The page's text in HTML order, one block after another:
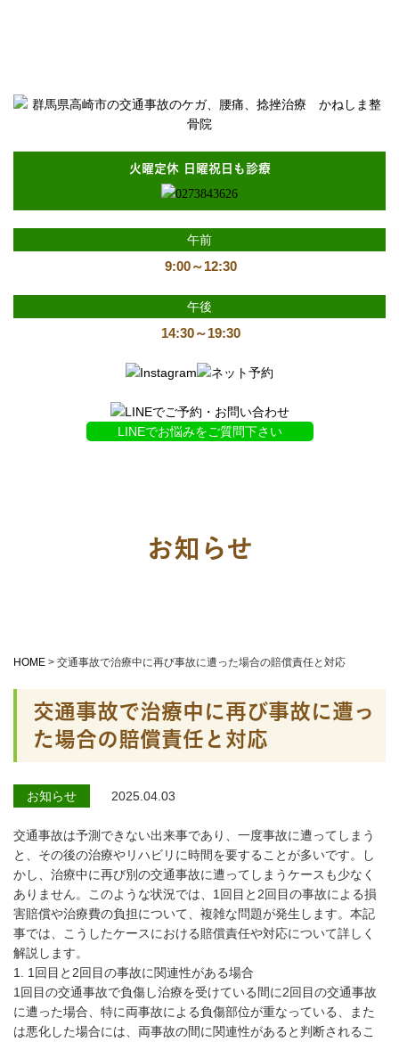
火曜定休 日曜祝日も診療
午前
9:00～12:30
午後
14:30～19:30
LINEでお悩みをご質問下さい
お知らせ
HOME > 交通事故で治療中に再び事故に遭った場合の賠償責任と対応
交通事故で治療中に再び事故に遭っ
た場合の賠償責任と対応
お知らせ 2025.04.03
交通事故は予測できない出来事であり、一度事故に遭ってしまう
と、その後の治療やリハビリに時間を要することが多いです。し
かし、治療中に再び別の交通事故に遭ってしまうケースも少なく
ありません。このような状況では、1回目と2回目の事故による損
害賠償や治療費の負担について、複雑な問題が発生します。本記
事では、こうしたケースにおける賠償責任や対応について詳しく
解説します。
1. 1回目と2回目の事故に関連性がある場合
1回目の交通事故で負傷し治療を受けている間に2回目の交通事故
に遭った場合、特に両事故による負傷部位が重なっている、また
は悪化した場合には、両事故の間に関連性があると判断されるこ